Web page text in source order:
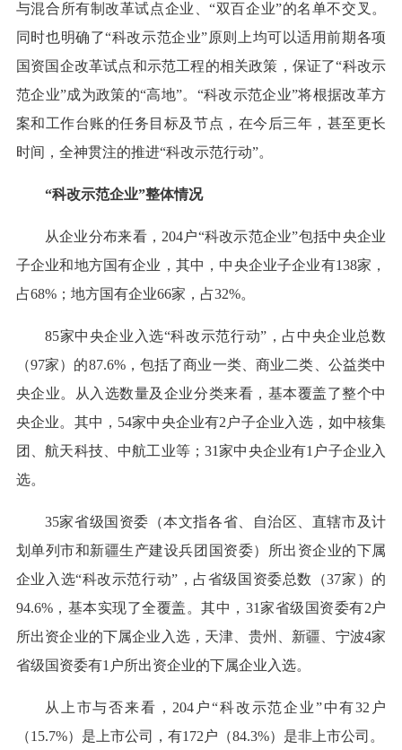
与混合所有制改革试点企业、“双百企业”的名单不交叉。
同时也明确了“科改示范企业”原则上均可以适用前期各项
国资国企改革试点和示范工程的相关政策，保证了“科改示
范企业”成为政策的“高地”。“科改示范企业”将根据改革方
案和工作台账的任务目标及节点，在今后三年，甚至更长
时间，全神贯注的推进“科改示范行动”。
“科改示范企业”整体情况
从企业分布来看，204户“科改示范企业”包括中央企业
子企业和地方国有企业，其中，中央企业子企业有138家，
占68%；地方国有企业66家，占32%。
85家中央企业入选“科改示范行动”，占中央企业总数
（97家）的87.6%，包括了商业一类、商业二类、公益类中
央企业。从入选数量及企业分类来看，基本覆盖了整个中
央企业。其中，54家中央企业有2户子企业入选，如中核集
团、航天科技、中航工业等；31家中央企业有1户子企业入
选。
35家省级国资委（本文指各省、自治区、直辖市及计
划单列市和新疆生产建设兵团国资委）所出资企业的下属
企业入选“科改示范行动”，占省级国资委总数（37家）的
94.6%，基本实现了全覆盖。其中，31家省级国资委有2户
所出资企业的下属企业入选，天津、贵州、新疆、宁波4家
省级国资委有1户所出资企业的下属企业入选。
从上市与否来看，204户“科改示范企业”中有32户
（15.7%）是上市公司，有172户（84.3%）是非上市公司。